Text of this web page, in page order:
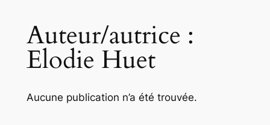
Auteur/autrice :
Elodie Huet
Aucune publication n’a été trouvée.